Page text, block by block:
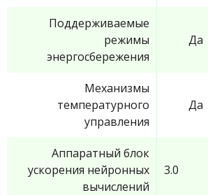
Поддерживаемые
режимы
энергосбережения
Да
Механизмы
температурного
управления
Да
Аппаратный блок
ускорения нейронных
вычислений
3.0